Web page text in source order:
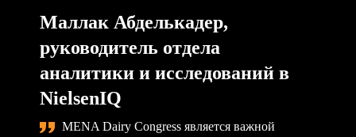
Маллак Абделькадер,
руководитель отдела
аналитики и исследований в
NielsenIQ
MENA Dairy Congress является важной